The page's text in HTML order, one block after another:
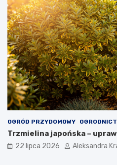
OGRÓD PRZYDOMOWY
Trzmielina japońska –
22 lipca 2026 Aleksandra